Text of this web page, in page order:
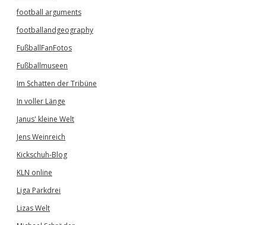
football arguments
footballandgeography
FußballFanFotos
Fußballmuseen
Im Schatten der Tribüne
In voller Länge
Janus' kleine Welt
Jens Weinreich
Kickschuh-Blog
KLN online
Liga Parkdrei
Lizas Welt